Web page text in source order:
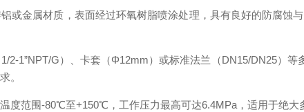
金属材质，表面经过环氧树脂喷涂处理，具有良好的防腐蚀
1”NPT/G）、卡套（Φ12mm）或标准法兰（DN15/DN25）等
。
范围-80℃至+150℃，工作压力最高可达6.4MPa，适用于绝大